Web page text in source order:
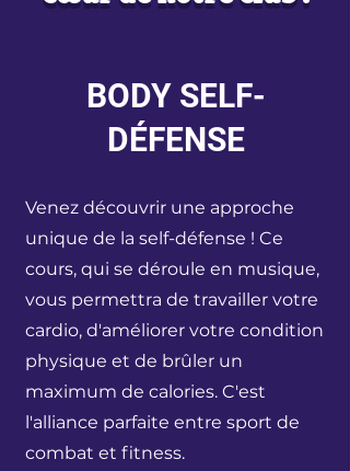
BODY SELF-
DÉFENSE
Venez découvrir une approche
unique de la self-défense ! Ce
cours, qui se déroule en musique,
vous permettra de travailler votre
cardio, d'améliorer votre condition
physique et de brûler un
maximum de calories. C'est
l'alliance parfaite entre sport de
combat et fitness.